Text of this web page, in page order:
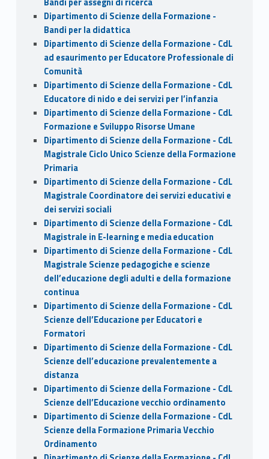
Dipartimento di Scienze della Formazione -
Bandi per la didattica
Dipartimento di Scienze della Formazione - CdL
ad esaurimento per Educatore Professionale di
Comunità
Dipartimento di Scienze della Formazione - CdL
Educatore di nido e dei servizi per l’infanzia
Dipartimento di Scienze della Formazione - CdL
Formazione e Sviluppo Risorse Umane
Dipartimento di Scienze della Formazione - CdL
Magistrale Ciclo Unico Scienze della Formazione
Primaria
Dipartimento di Scienze della Formazione - CdL
Magistrale Coordinatore dei servizi educativi e
dei servizi sociali
Dipartimento di Scienze della Formazione - CdL
Magistrale in E-learning e media education
Dipartimento di Scienze della Formazione - CdL
Magistrale Scienze pedagogiche e scienze
dell’educazione degli adulti e della formazione
continua
Dipartimento di Scienze della Formazione - CdL
Scienze dell’Educazione per Educatori e
Formatori
Dipartimento di Scienze della Formazione - CdL
Scienze dell’educazione prevalentemente a
distanza
Dipartimento di Scienze della Formazione - CdL
Scienze dell’Educazione vecchio ordinamento
Dipartimento di Scienze della Formazione - CdL
Scienze della Formazione Primaria Vecchio
Ordinamento